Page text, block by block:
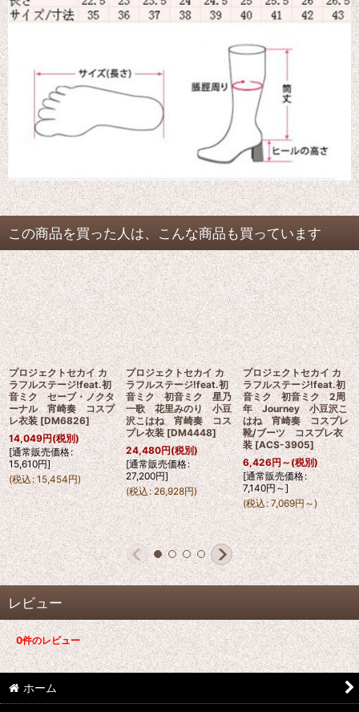
この商品を買った人は、こんな商品も買っています
プロジェクトセカイ カ
ラフルステージ!feat.初
音ミク セーブ・ノクタ
ーナル 宵崎奏 コスプ
レ衣装 [DM6826]
14,049円(税別)
[通常販売価格:
15,610円]
(税込: 15,454円)
プロジェクトセカイ カ
ラフルステージ!feat.初
音ミク 初音ミク 星乃
一歌 花里みのり 小豆
沢こはね 宵崎奏 コス
プレ衣装 [DM4448]
24,480円(税別)
[通常販売価格:
27,200円]
(税込: 26,928円)
プロジェクトセカイ カ
ラフルステージ!feat.初
音ミク 初音ミク 2周
年 Journey 小豆沢こ
はね 宵崎奏 コスプレ
靴/ブーツ コスプレ衣
装 [ACS-3905]
6,426円～(税別)
[通常販売価格:
7,140円～]
(税込: 7,069円～)
レビュー
0件のレビュー
ホーム